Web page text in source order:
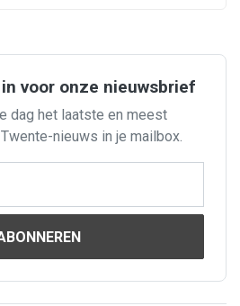
voor onze nieuwsbrief
dag het laatste en meest
nieuws in je mailbox.